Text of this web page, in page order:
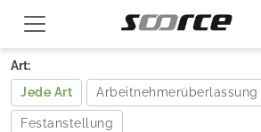
Art:
Jede Art
Arbeitnehmerüberlassung
Festanstellung